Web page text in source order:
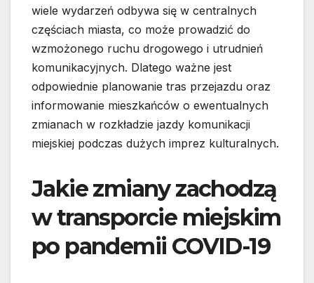
wiele wydarzeń odbywa się w centralnych
częściach miasta, co może prowadzić do
wzmożonego ruchu drogowego i utrudnień
komunikacyjnych. Dlatego ważne jest
odpowiednie planowanie tras przejazdu oraz
informowanie mieszkańców o ewentualnych
zmianach w rozkładzie jazdy komunikacji
miejskiej podczas dużych imprez kulturalnych.
Jakie zmiany zachodzą
w transporcie miejskim
po pandemii COVID-19